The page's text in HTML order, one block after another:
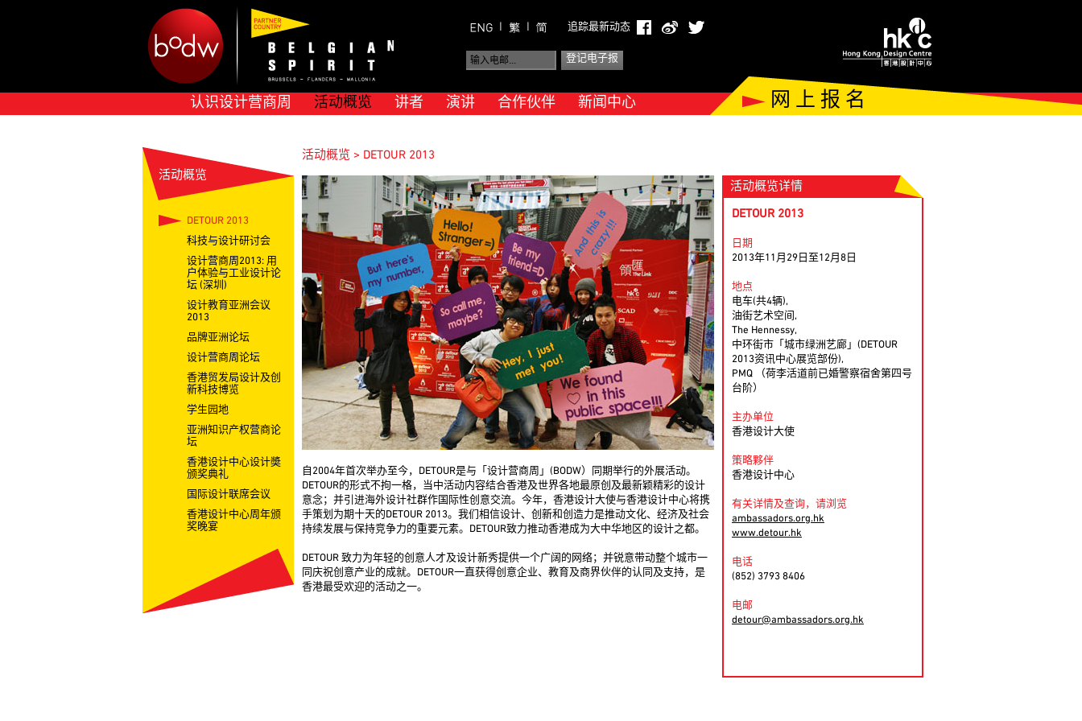
追踪最新动态
网 上 报 名
认识设计营商周 活动概览 讲者 演讲 合作伙伴 新闻中心
活动概览
DETOUR 2013
科技与设计研讨会
设计营商周2013: 用
户体验与工业设计论
坛 (深圳)
设计教育亚洲会议
2013
品牌亚洲论坛
设计营商周论坛
香港贸发局设计及创
新科技博览
学生园地
亚洲知识产权营商论
坛
香港设计中心设计奬
颁奖典礼
国际设计联席会议
香港设计中心周年颁
奖晚宴
活动概览 > DETOUR 2013
自2004年首次举办至今，DETOUR是与「设计营商周」(BODW）同期举行的外展活动。
DETOUR的形式不拘一格，当中活动内容结合香港及世界各地最原创及最新颖精彩的设计
意念；并引进海外设计社群作国际性创意交流。今年，香港设计大使与香港设计中心将携
手策划为期十天的DETOUR 2013。我们相信设计、创新和创造力是推动文化、经济及社会
持续发展与保持竞争力的重要元素。DETOUR致力推动香港成为大中华地区的设计之都。
DETOUR 致力为年轻的创意人才及设计新秀提供一个广阔的网络；并锐意带动整个城市一
同庆祝创意产业的成就。DETOUR一直获得创意企业、教育及商界伙伴的认同及支持，是
香港最受欢迎的活动之一。
活动概览详情
DETOUR 2013
日期
2013年11月29日至12月8日
地点
电车(共4辆),
油街艺术空间,
The Hennessy,
中环街市「城市绿洲艺廊」(DETOUR
2013资讯中心展览部份),
PMQ （荷李活道前已婚警察宿舍第四号
台阶）
主办单位
香港设计大使
策略夥伴
香港设计中心
有关详情及查询，请浏览
ambassadors.org.hk
www.detour.hk
电话
(852) 3793 8406
电邮
detour@ambassadors.org.hk